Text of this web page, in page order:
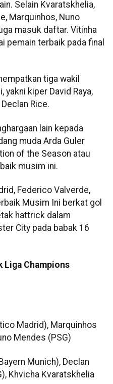
Selain Kvaratskhelia,
Marquinhos, Nuno
masuk daftar. Vitinha
pemain terbaik pada final
tiga wakil
kiper David Raya,
Rice.
lain kepada
muda Arda Guler
of the Season atau
musim ini.
Federico Valverde,
Musim Ini berkat gol
hattrick dalam
City pada babak 16
Liga Champions
Madrid), Marquinhos
Mendes (PSG)
Munich), Declan
Khvicha Kvaratskhelia